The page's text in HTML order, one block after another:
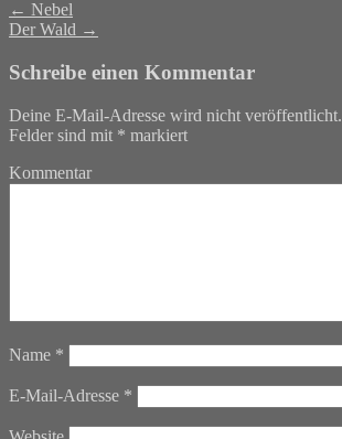
← Nebel
Der Wald →
Schreibe einen Kommentar
Deine E-Mail-Adresse wird nicht veröffentlicht.
Felder sind mit * markiert
Kommentar
Name *
E-Mail-Adresse *